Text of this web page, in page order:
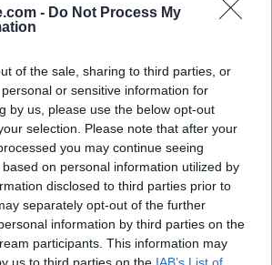
- Do Not Process My
of the sale, sharing to third parties, or
or sensitive information for
by us, please use the below opt-out
selection. Please note that after your
you may continue seeing
on personal information utilized by
disclosed to third parties prior to
separately opt-out of the further
information by third parties on the
participants. This information may
us to third parties on the IAB’s List of
a las subidas",
parte, los analistas de IG.
del miércoles
incrementó su precio
a GameStop ha sido de tal